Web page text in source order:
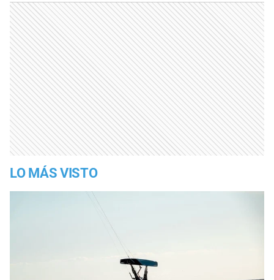
LO MÁS VISTO